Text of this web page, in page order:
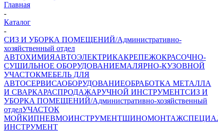
Главная
-
Каталог
-
СИЗ И УБОРКА ПОМЕЩЕНИЙ/Административно-
хозяйственный отдел
АВТОХИМИЯАВТОЭЛЕКТРИКАКРЕПЕЖОКРАСОЧНО-
СУШИЛЬНОЕ ОБОРУДОВАНИЕМАЛЯРНО-КУЗОВНОЙ
УЧАСТОКМЕБЕЛЬ ДЛЯ
АВТОСЕРВИСАОБОРУДОВАНИЕОБРАБОТКА МЕТАЛЛА
И СВАРКАРАСПРОДАЖАРУЧНОЙ ИНСТРУМЕНТСИЗ И
УБОРКА ПОМЕЩЕНИЙ/Административно-хозяйственный
отделУЧАСТОК
МОЙКИПНЕВМОИНСТРУМЕНТШИНОМОНТАЖ
ИНСТРУМЕНТ